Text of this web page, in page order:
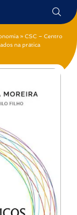
» CSC – Centro
na prática